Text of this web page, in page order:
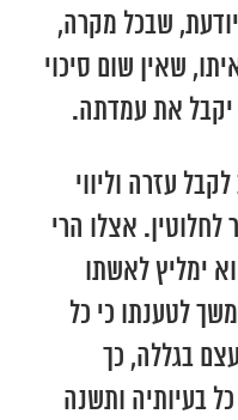
שבכל מקרה,
שאין שום סיכוי
יקבל את עמדתה.
עזרה וליווי
לחלוטין. אצלו הרי
ימליץ לאשתו
לטענתו כי כל
בגללה, כך
בעיותיה ותשנה